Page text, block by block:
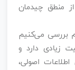
منطق چیدمان
بررسی می‌کنیم
زیادی دارد و
اصولی،